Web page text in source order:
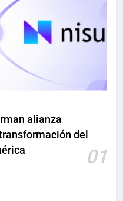
alianza
del
01